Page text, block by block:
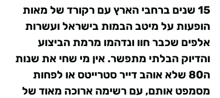
15 שנים ברחבי הארץ עם רקורד של מאות
הופעות על מיטב הבמות בישראל ועשרות
אלפים שכבר חוו ונדהמו מרמת הביצוע
והדיוק הבלתי מתפשר. אין מי שחי את שנות
ה80 שלא אוהב דייר סטרייטס או לפחות
מסמפט אותם, עם רשימה ארוכה מאוד של